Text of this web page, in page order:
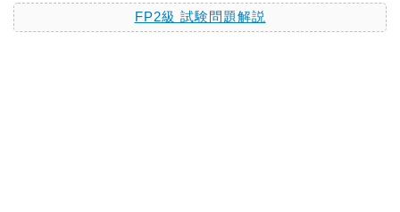
FP2級 試験問題解説